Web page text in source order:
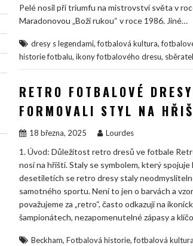
Pelé nosil při triumfu na mistrovství světa v
Maradonovou „Boží rukou“ v roce 1986. Jiné…
dresy s legendami,fotbalová kultura,
historie fotbalu, ikony fotbalového dresu,
RETRO FOTBALOVÉ
FORMOVALI STYL NA
18 března, 2025 Lourdes
1. Úvod: Důležitost retro dresů ve fotbale
nosí na hřišti. Staly se symbolem, který
desetiletích se retro dresy staly
samotného sportu. Není to jen o barvách a
považujeme za „retro“, často odkazují na
šampionátech, nezapomenutelné zápasy a
Beckham, Fotbalová historie,fotbalová kultura